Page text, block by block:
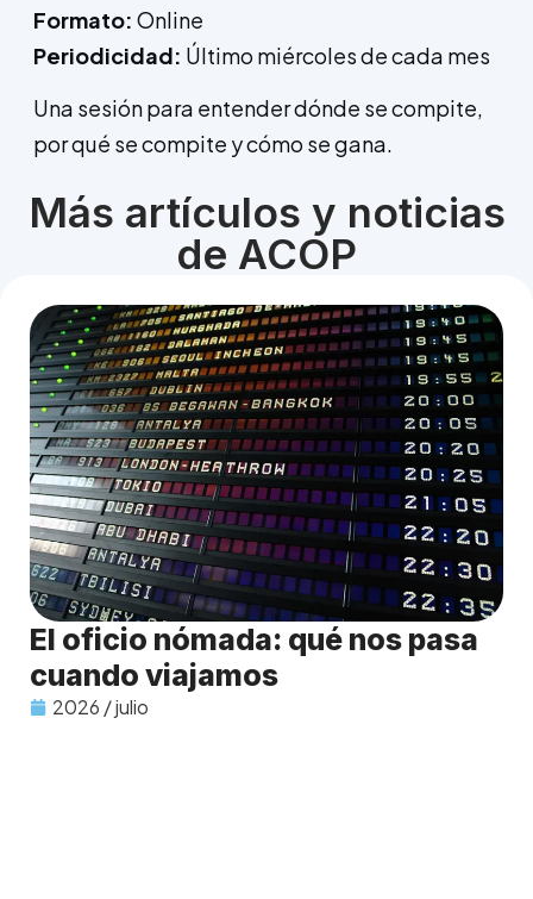
Formato: Online
Periodicidad: Último miércoles de cada mes
Una sesión para entender dónde se compite,
por qué se compite y cómo se gana.
Más artículos y noticias
de ACOP
El oficio nómada: qué nos pasa
cuando viajamos
2026 / julio